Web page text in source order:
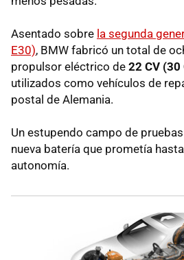
Asentado sobre la segunda
E30), BMW fabricó un total de
propulsor eléctrico de 22 CV (30
utilizados como vehículos de
postal de Alemania.
Un estupendo campo de
nueva batería que prometía hasta
autonomía.